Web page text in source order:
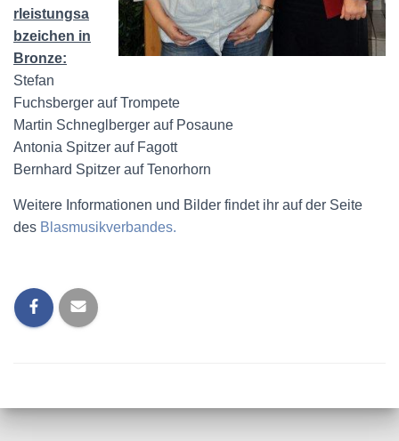
rleistungsa
bzeichen in
Bronze:
Stefan
Fuchsberger auf Trompete
Martin Schneglberger auf Posaune
Antonia Spitzer auf Fagott
Bernhard Spitzer auf Tenorhorn
Weitere Informationen und Bilder findet ihr auf der Seite
des Blasmusikverbandes.